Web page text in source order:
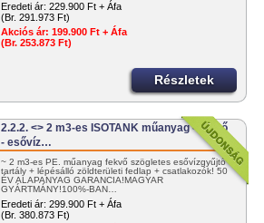
Eredeti ár: 229.900 Ft + Áfa
(Br. 291.973 Ft)
Akciós ár: 199.900 Ft + Áfa
(Br. 253.873 Ft)
Részletek
2.2.2. <> 2 m3-es ISOTANK műanyag - fekvő
- esővíz…
~ 2 m3-es PE. műanyag fekvő szögletes esővízgyűjtő
tartály + lépésálló zöldterületi fedlap + csatlakozók! 50
ÉV ALAPANYAG GARANCIA!MAGYAR
GYÁRTMÁNY!100%-BAN…
Eredeti ár: 299.900 Ft + Áfa
(Br. 380.873 Ft)